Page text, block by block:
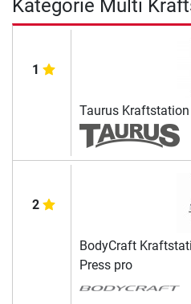
Kategorie Multi
1
Taurus Kraftstation
2
BodyCraft
Press pro